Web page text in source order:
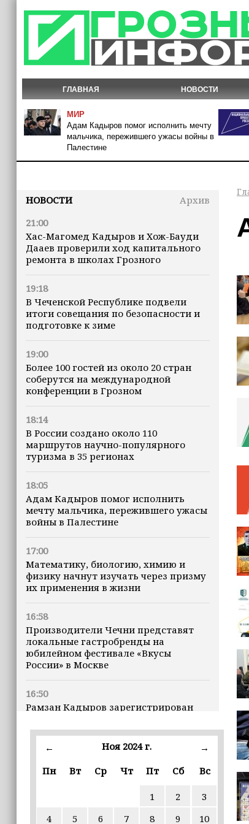
ГЛАВНАЯ НОВОСТИ
МИР
Адам Кадыров помог исполнить мечту
мальчика, пережившего ужасы войны в
Палестине
НОВОСТИ
Архив
21:00
Хас-Магомед Кадыров и Хож-Бауди
Дааев проверили ход капитального
ремонта в школах Грозного
19:18
В Чеченской Республике подвели
итоги совещания по безопасности и
подготовке к зиме
19:00
Более 100 гостей из около 20 стран
соберутся на международной
конференции в Грозном
18:14
В России создано около 110
маршрутов научно-популярного
туризма в 35 регионах
18:05
Адам Кадыров помог исполнить
мечту мальчика, пережившего ужасы
войны в Палестине
17:00
Математику, биологию, химию и
физику начнут изучать через призму
их применения в жизни
16:58
Производители Чечни представят
локальные гастробренды на
юбилейном фестивале «Вкусы
России» в Москве
16:50
Рамзан Кадыров зарегистрирован
16:47
землетрясения, рассказала
← Ноя 2024 г.
→
Пн
Вт Ср Чт Пт Сб Вс
1 2
3
4
5 6 7 8 9 10